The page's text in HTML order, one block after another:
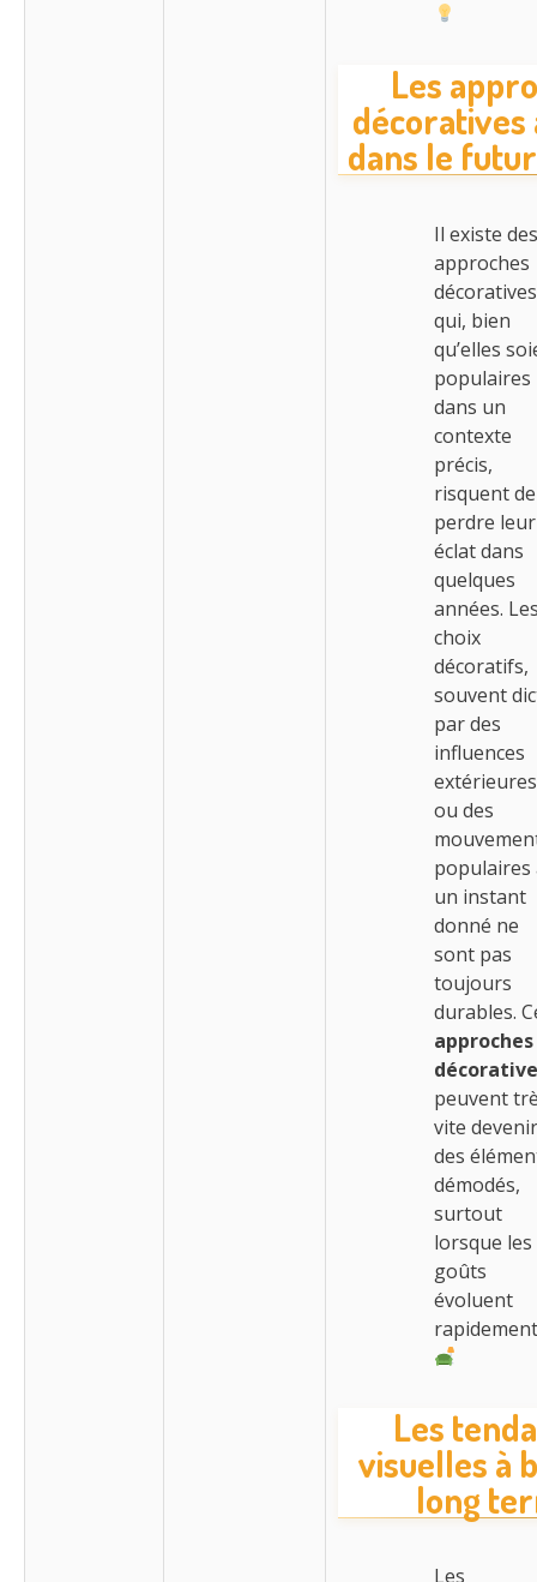
Les
décoratives
dans le
Il existe des
approches
décoratives
qui, bien
qu’elles
populaires
dans un
contexte
précis,
risquent de
perdre leur
éclat dans
quelques
années.
choix
décoratifs,
souvent
par des
influences
extérieures
ou des
populaires
un instant
donné ne
sont pas
toujours
durables.
approches
peuvent
vite devenir
des
démodés,
surtout
lorsque les
goûts
évoluent
Les
visuelles à
long
Les